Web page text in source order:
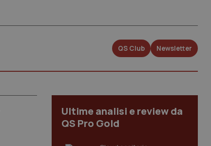
QS Club Newsletter
Ultime analisi e review da
QS Pro Gold